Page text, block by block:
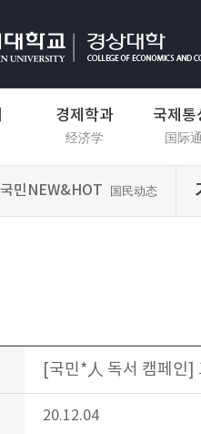
경제학과
经济学
국제통
国际
국민NEW&HOT 国民动态
[국민*人 독서 캠페인]
20.12.04